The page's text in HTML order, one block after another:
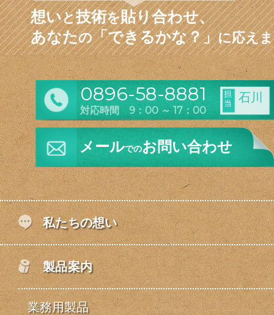
想いと技術を貼り合わせ、
あなたの「できるかな？」に応え
0896-58-8881
対応時間 9：00 ～ 17：00
担
当
石川
メールでのお問い合わせ
私たちの想い
製品案内
業務用製品